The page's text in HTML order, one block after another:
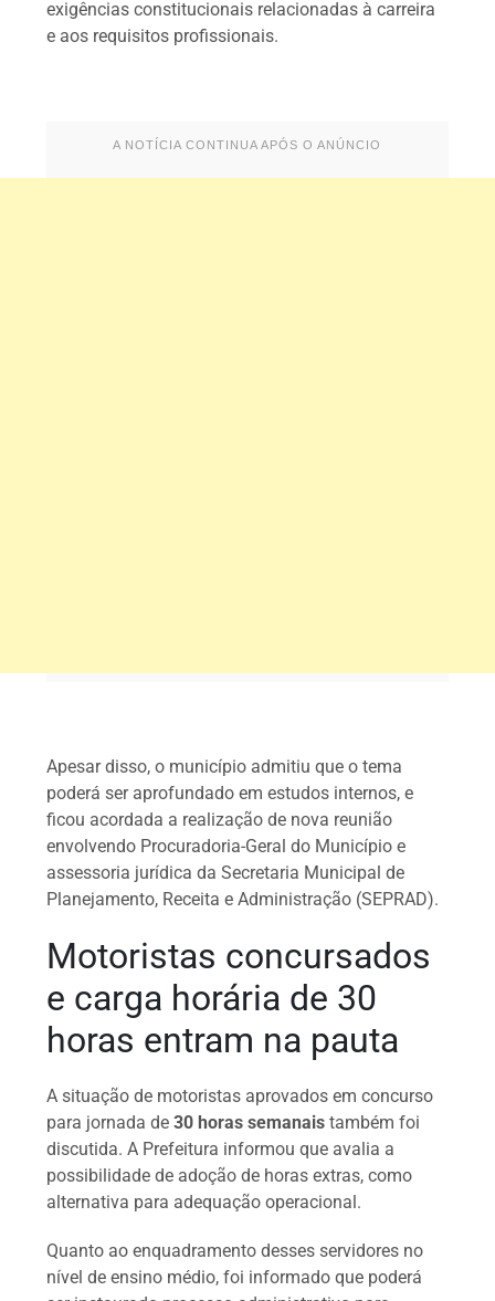
exigências constitucionais relacionadas à carreira
e aos requisitos profissionais.
A NOTÍCIA CONTINUA APÓS O ANÚNCIO
Apesar disso, o município admitiu que o tema
poderá ser aprofundado em estudos internos, e
ficou acordada a realização de nova reunião
envolvendo Procuradoria-Geral do Município e
assessoria jurídica da Secretaria Municipal de
Planejamento, Receita e Administração (SEPRAD).
Motoristas concursados
e carga horária de 30
horas entram na pauta
A situação de motoristas aprovados em concurso
para jornada de30 horas semanais também foi
discutida. A Prefeitura informou que avalia a
possibilidade de adoção de horas extras, como
alternativa para adequação operacional.
Quanto ao enquadramento desses servidores no
nível de ensino médio, foi informado que poderá